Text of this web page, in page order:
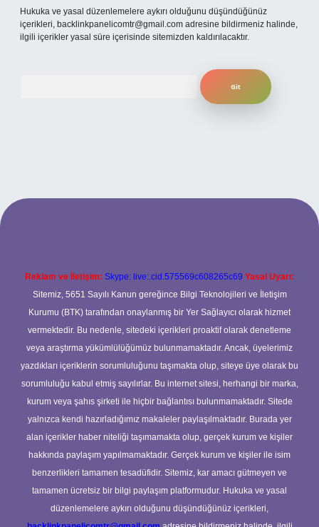
Hukuka ve yasal düzenlemelere aykırı olduğunu düşündüğünüz
içerikleri, backlinkpanelicomtr@gmail.com adresine bildirmeniz halinde,
ilgili içerikler yasal süre içerisinde sitemizden kaldırılacaktır.
Reklam ve İletişim: Skype: live:.cid.575569c608265c69 Yasal Uyarı:
Sitemiz, 5651 Sayılı Kanun gereğince Bilgi Teknolojileri ve İletişim
Kurumu (BTK) tarafından onaylanmış bir Yer Sağlayıcı olarak hizmet
vermektedir. Bu nedenle, sitedeki içerikleri proaktif olarak denetleme
veya araştırma yükümlülüğümüz bulunmamaktadır. Ancak, üyelerimiz
yazdıkları içeriklerin sorumluluğunu taşımakta olup, siteye üye olarak bu
sorumluluğu kabul etmiş sayılırlar. Bu internet sitesi, herhangi bir marka,
kurum veya şahıs şirketi ile hiçbir bağlantısı bulunmamaktadır. Sitede
yalnızca kendi hazırladığımız makaleler paylaşılmaktadır. Burada yer
alan içerikler haber niteliği taşımamakta olup, gerçek kurum ve kişiler
hakkında paylaşım yapılmamaktadır. Gerçek kurum ve kişiler ile isim
benzerlikleri tamamen tesadüfidir. Sitemiz, kar amacı gütmeyen ve
tamamen ücretsiz bir bilgi paylaşım platformudur. Hukuka ve yasal
düzenlemelere aykırı olduğunu düşündüğünüz içerikleri,